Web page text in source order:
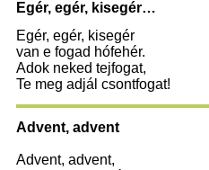
Egér, egér, kisegér…
Egér, egér, kisegér
van e fogad hófehér.
Adok neked tejfogat,
Te meg adjál csontfogat!
Advent, advent
Advent, advent,